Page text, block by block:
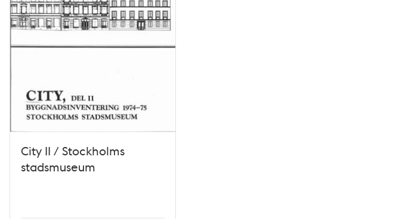
City II / Stockholms
stadsmuseum